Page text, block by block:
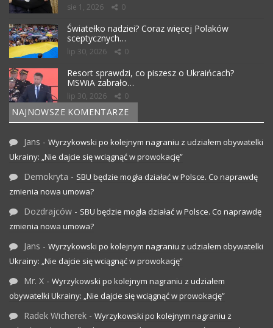
sie 1, 2026 0
Światełko nadziei? Coraz więcej Polaków
sceptycznych…
lip 30, 2026 0
Resort sprawdzi, co piszesz o Ukraińcach?
MSWiA zabrało…
lip 30, 2026 0
NAJNOWSZE KOMENTARZE
Jans - Wyrzykowski po kolejnym nagraniu z udziałem obywatelki
Ukrainy: „Nie dajcie się wciągnąć w prowokację”
Demokryta - SBU będzie mogła działać w Polsce. Co naprawdę
zmienia nowa umowa?
Dozdrajców - SBU będzie mogła działać w Polsce. Co naprawdę
zmienia nowa umowa?
Jans - Wyrzykowski po kolejnym nagraniu z udziałem obywatelki
Ukrainy: „Nie dajcie się wciągnąć w prowokację”
Mr. X - Wyrzykowski po kolejnym nagraniu z udziałem
obywatelki Ukrainy: „Nie dajcie się wciągnąć w prowokację”
Radek Wicherek - Wyrzykowski po kolejnym nagraniu z